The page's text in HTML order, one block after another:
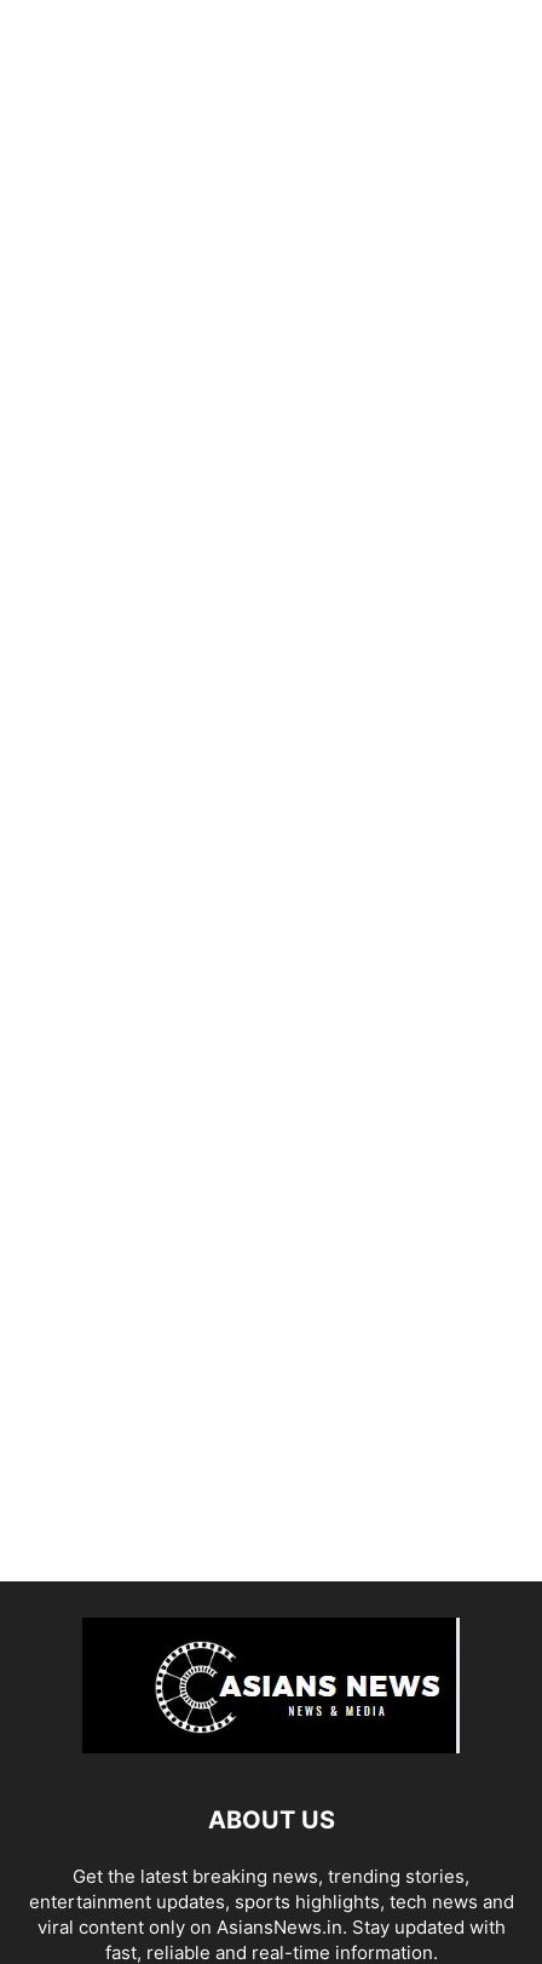
ABOUT US
Get the latest breaking news, trending stories,
entertainment updates, sports highlights, tech news and
viral content only on AsiansNews.in. Stay updated with
fast, reliable and real-time information.